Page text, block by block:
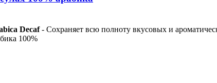
Decaf- Сохраняет всю полноту вкусовых и
100%